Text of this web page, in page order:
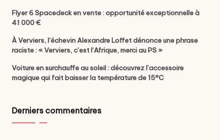
Flyer 6 Spacedeck en vente : opportunité exceptionnelle à
41 000 €
À Verviers, l’échevin Alexandre Loffet dénonce une phrase
raciste : « Verviers, c’est l’Afrique, merci au PS »
Voiture en surchauffe au soleil : découvrez l’accessoire
magique qui fait baisser la température de 15°C
Derniers commentaires